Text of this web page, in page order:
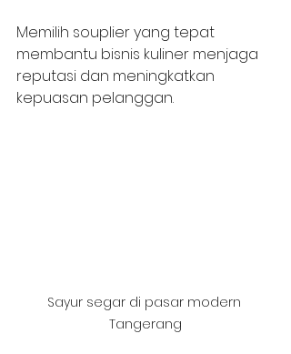
Memilih souplier yang tepat
membantu bisnis kuliner menjaga
reputasi dan meningkatkan
kepuasan pelanggan.
Sayur segar di pasar modern
Tangerang